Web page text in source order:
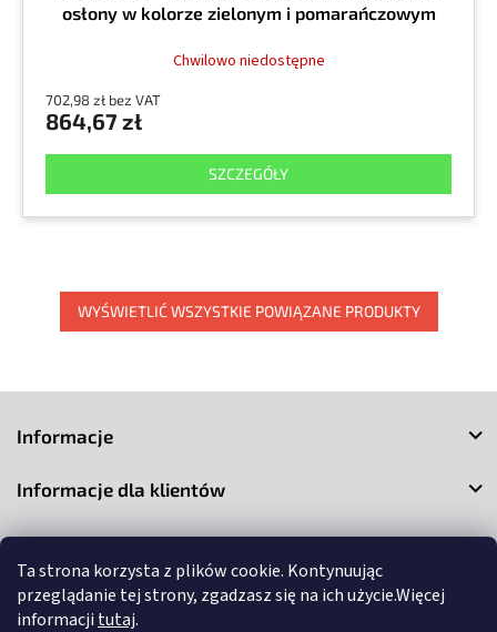
Ta strona korzysta z plików cookie. Kontynuując
przeglądanie tej strony, zgadzasz się na ich użycie.Więcej
informacji tutaj.
osłony w kolorze zielonym i pomarańczowym
Chwilowo niedostępne
702,98 zł bez VAT
864,67 zł
SZCZEGÓŁY
WYŚWIETLIĆ WSZYSTKIE POWIĄZANE PRODUKTY
Informacje
Informacje dla klientów
Kontakt